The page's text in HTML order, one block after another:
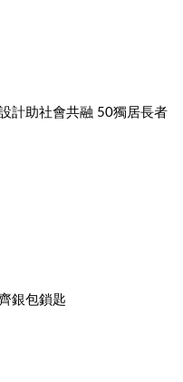
計助社會共融 50獨居長者
銀包鎖匙